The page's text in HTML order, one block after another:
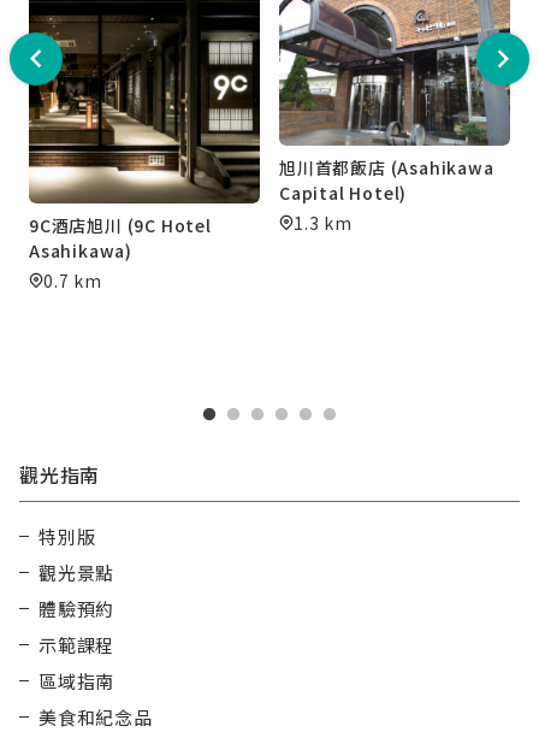
9C酒店旭川 (9C Hotel
Asahikawa)
0.7 km
旭川首都飯店 (Asahikawa
Capital Hotel)
1.3 km
觀光指南
特別版
觀光景點
體驗預約
示範課程
區域指南
美食和紀念品